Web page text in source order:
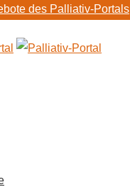
des Palliativ-Portals